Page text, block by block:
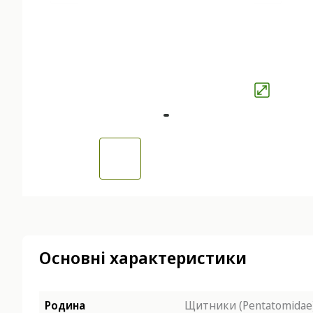
Основні характеристики
Родина Щитники